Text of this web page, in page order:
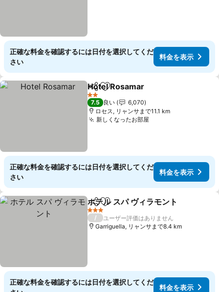
正確な料金を確認するには日付を選択してくだ
さい
料金を表示
シェアお気に入りに追加
Hotel Rosamar
2 ホテルのランク
7.5 良い
6,070
ロセス, リャンサまで11.1 km
新しくなったお部屋
正確な料金を確認するには日付を選択してくだ
さい
料金を表示
シェアお気に入りに追加
ホテル スパ ヴィラモント
3 ホテルのランク
/
ユーザー評価はありません
Garriguella, リャンサまで8.4 km
正確な料金を確認するには日付を選択してくだ
料金を表示